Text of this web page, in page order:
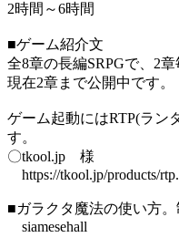
2時間～6時間
■ゲーム紹介文
全8章の長編SRPGで、2
現在2章まで公開中です。
ゲーム起動にはRTP(ラン
す。
〇tkool.jp 様
https://tkool.jp/products/
■ガラクタ魔法の使い方
siamesehall